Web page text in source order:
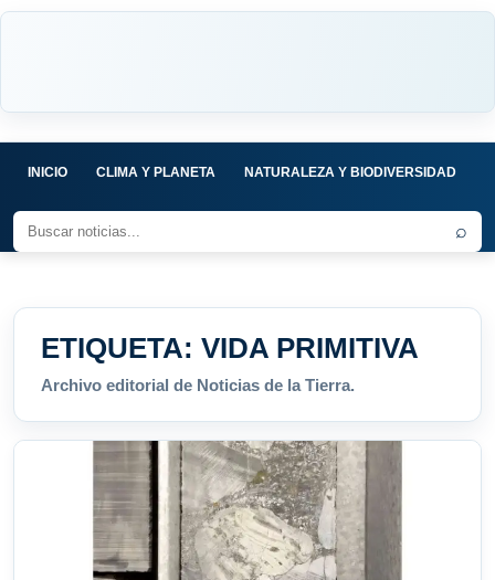
INICIO CLIMA Y PLANETA NATURALEZA Y BIODIVERSIDAD
⌕
ETIQUETA: VIDA PRIMITIVA
Archivo editorial de Noticias de la Tierra.